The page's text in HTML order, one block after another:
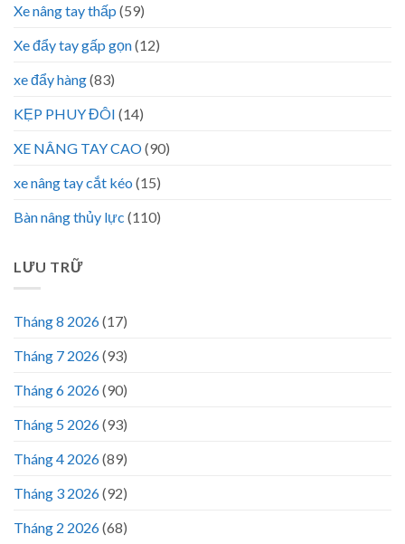
Xe nâng tay thấp (59)
Xe đẩy tay gấp gọn(12)
xe đẩy hàng(83)
KẸP PHUY ĐÔI (14)
XE NÂNG TAY CAO(90)
xe nâng tay cắt kéo (15)
Bàn nâng thủy lực (110)
LƯU TRỮ
Tháng 8 2026(17)
Tháng 7 2026(93)
Tháng 6 2026(90)
Tháng 5 2026(93)
Tháng 4 2026(89)
Tháng 3 2026(92)
Tháng 2 2026(68)